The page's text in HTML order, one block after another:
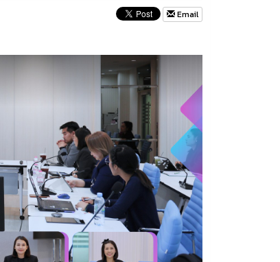
Email